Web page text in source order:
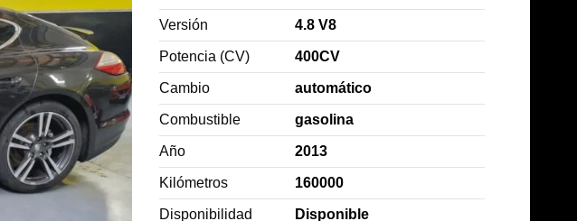
Versión 4.8 V8
Potencia (CV) 400CV
Cambio automático
Combustible gasolina
Año 2013
Kilómetros 160000
Disponibilidad Disponible